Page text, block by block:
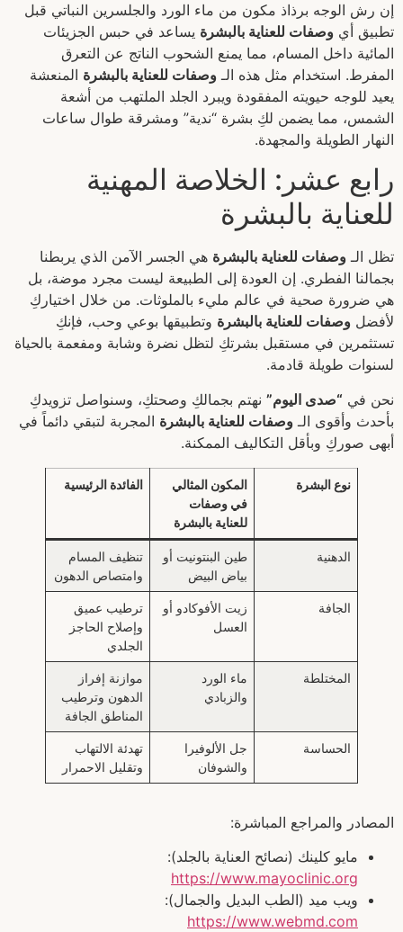
إن رش الوجه برذاذ مكون من ماء الورد والجلسرين النباتي قبل
تطبيق أي وصفات للعناية بالبشرة يساعد في حبس الجزيئات
المائية داخل المسام، مما يمنع الشحوب الناتج عن التعرق
المفرط. استخدام مثل هذه الـ وصفات للعناية بالبشرة المنعشة
يعيد للوجه حيويته المفقودة ويبرد الجلد الملتهب من أشعة
الشمس، مما يضمن لكِ بشرة “ندية” ومشرقة طوال ساعات
النهار الطويلة والمجهدة.
رابع عشر: الخلاصة المهنية
للعناية بالبشرة
تظل الـ وصفات للعناية بالبشرة هي الجسر الآمن الذي يربطنا
بجمالنا الفطري. إن العودة إلى الطبيعة ليست مجرد موضة، بل
هي ضرورة صحية في عالم مليء بالملوثات. من خلال اختياركِ
لأفضل وصفات للعناية بالبشرة وتطبيقها بوعي وحب، فإنكِ
تستثمرين في مستقبل بشرتكِ لتظل نضرة وشابة ومفعمة بالحياة
لسنوات طويلة قادمة.
نحن في “صدى اليوم” نهتم بجمالكِ وصحتكِ، وسنواصل تزويدكِ
بأحدث وأقوى الـ وصفات للعناية بالبشرة المجربة لتبقي دائماً في
أبهى صوركِ وبأقل التكاليف الممكنة.
نوع البشرة
المكون المثالي
في وصفات
للعناية بالبشرة
الفائدة الرئيسية
الدهنية
طين البنتونيت أو
بياض البيض
تنظيف المسام
وامتصاص الدهون
الجافة
زيت الأفوكادو أو
العسل
ترطيب عميق
وإصلاح الحاجز
الجلدي
المختلطة
ماء الورد
والزبادي
موازنة إفراز
الدهون وترطيب
المناطق الجافة
الحساسة
جل الألوفيرا
والشوفان
تهدئة الالتهاب
وتقليل الاحمرار
المصادر والمراجع المباشرة:
مايو كلينك (نصائح العناية بالجلد):
https://www.mayoclinic.org
ويب ميد (الطب البديل والجمال):
https://www.webmd.com